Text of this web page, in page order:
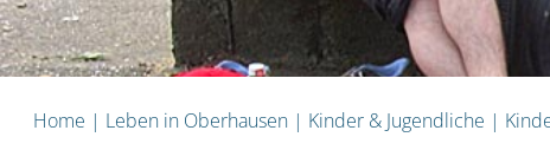
Home | Leben in Oberhausen | Kinder & Jugendliche |